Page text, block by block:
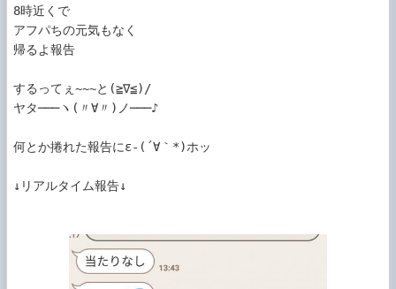
8時近くで
アフパちの元気もなく
帰るよ報告
するってぇ~~~と(≧∇≦)/
ヤタ───ヽ(〃∀〃)ノ───♪
何とか捲れた報告にε-(´∀｀*)ホッ
↓リアルタイム報告↓